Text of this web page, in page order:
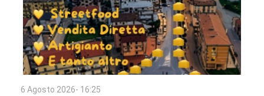
6 Agosto 2026- 16:25